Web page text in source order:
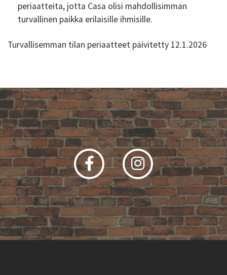
periaatteita, jotta Casa olisi mahdollisimman
turvallinen paikka erilaisille ihmisille.
Turvallisemman tilan periaatteet päivitetty 12.1.2026
Facebook Instagram